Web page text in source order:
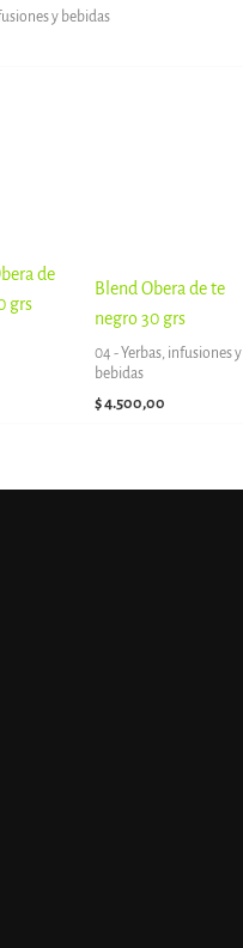
y bebidas
Blend Obera de te
negro 30 grs
04 - Yerbas, infusiones y
bebidas
$4.500,00